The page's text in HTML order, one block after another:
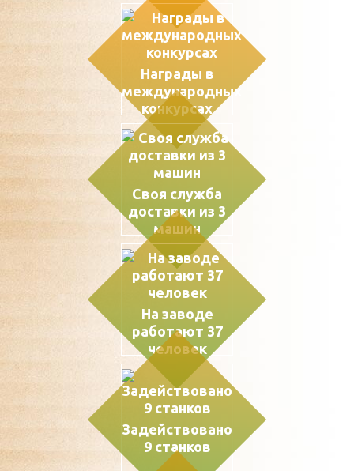
Награды в
международных
конкурсах
Своя служба
доставки из 3
машин
На заводе
работают 37
человек
Задействовано
9 станков